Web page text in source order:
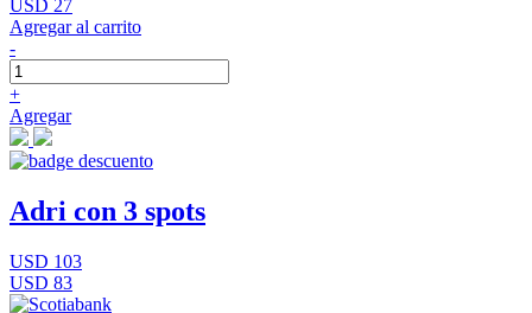
USD 27
Agregar al carrito
-
+
Agregar
Adri con 3 spots
USD 103
USD 83